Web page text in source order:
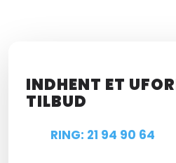
INDHENT ET
TILBUD
RING: 21 94 90 64